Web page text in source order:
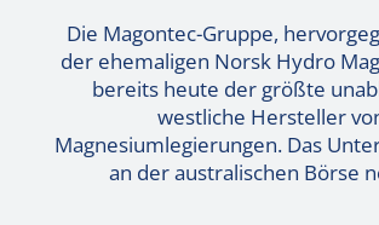
Die Magontec-Gruppe,
der ehemaligen Norsk Hydro
bereits heute der größte
westliche Hersteller
Magnesiumlegierungen. Das
an der australischen Börse